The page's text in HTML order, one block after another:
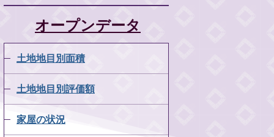
オープンデータ
土地地目別面積
土地地目別評価額
家屋の状況